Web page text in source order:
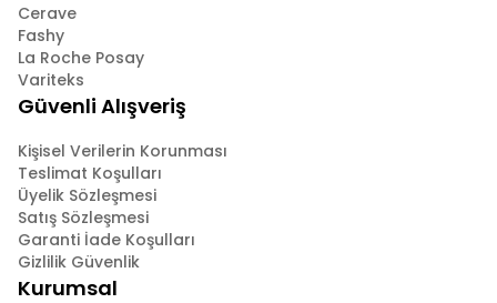
Cerave
Fashy
La Roche Posay
Variteks
Güvenli Alışveriş
Kişisel Verilerin Korunması
Teslimat Koşulları
Üyelik Sözleşmesi
Satış Sözleşmesi
Garanti İade Koşulları
Gizlilik Güvenlik
Kurumsal